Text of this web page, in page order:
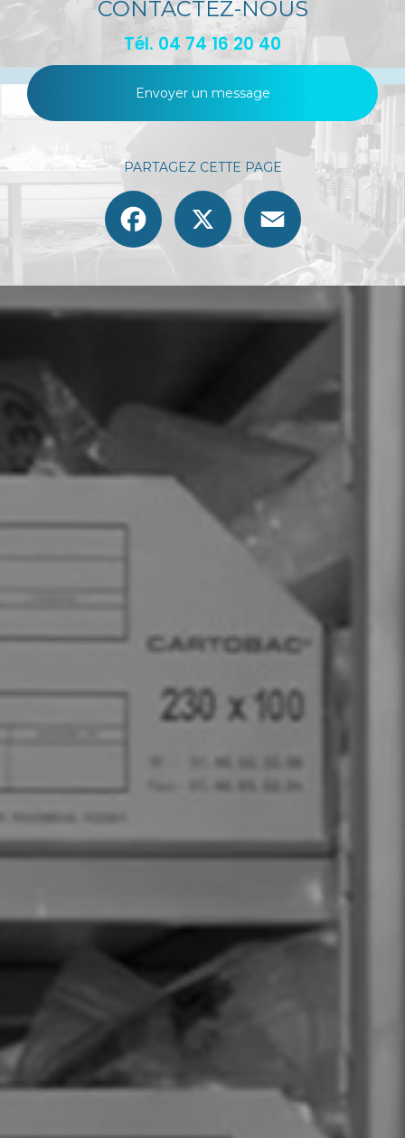
CONTACTEZ-NOUS
Tél. 04 74 16 20 40
Envoyer un message
PARTAGEZ CETTE PAGE
Facebook